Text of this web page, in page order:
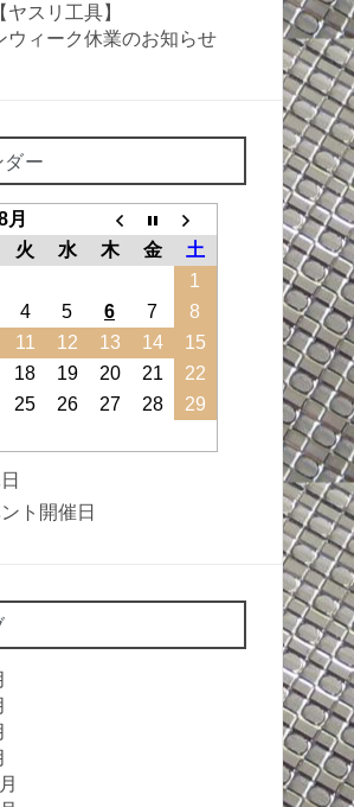
機 金
スリ工具】
ウィーク休業のお知らせ
ー
月
火 水 木 金
土
1
4 5 6 7
8
11 12 13 14
15
18 19 20 21
22
25 26 27 28
29
ト開催日